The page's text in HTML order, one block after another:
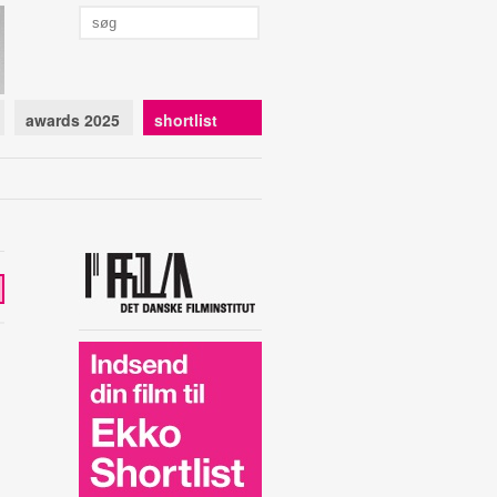
awards 2025 shortlist